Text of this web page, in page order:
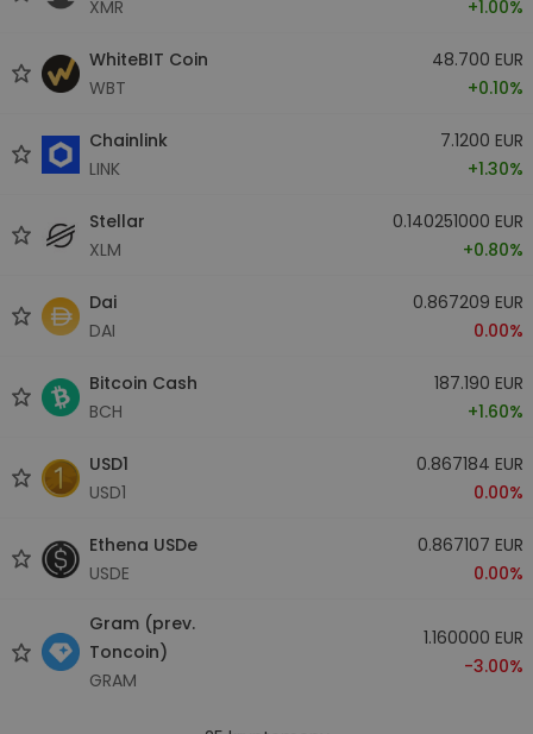
XMR
+1.00%
WhiteBIT Coin
WBT
48.700 EUR
+0.10%
Chainlink
LINK
7.1200 EUR
+1.30%
Stellar
XLM
0.140251000 EUR
+0.80%
Dai
DAI
0.867209 EUR
0.00%
Bitcoin Cash
BCH
187.190 EUR
+1.60%
USD1
USD1
0.867184 EUR
0.00%
Ethena USDe
USDE
0.867107 EUR
0.00%
Gram (prev.
Toncoin)
GRAM
1.160000 EUR
-3.00%